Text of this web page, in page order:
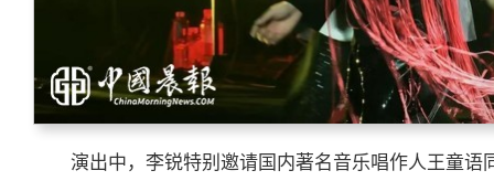
演出中，李锐特别邀请国内著名音乐唱作人王童